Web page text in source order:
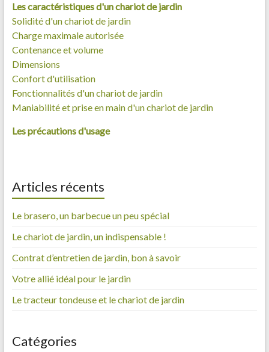
Les caractéristiques d'un chariot de jardin
Solidité d'un chariot de jardin
Charge maximale autorisée
Contenance et volume
Dimensions
Confort d'utilisation
Fonctionnalités d'un chariot de jardin
Maniabilité et prise en main d'un chariot de jardin
Les précautions d'usage
Articles récents
Le brasero, un barbecue un peu spécial
Le chariot de jardin, un indispensable !
Contrat d’entretien de jardin, bon à savoir
Votre allié idéal pour le jardin
Le tracteur tondeuse et le chariot de jardin
Catégories